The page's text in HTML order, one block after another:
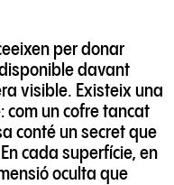
per donar
davant
visible. Existeix una
com un cofre tancat
conté un secret que
cada superfície, en
oculta que